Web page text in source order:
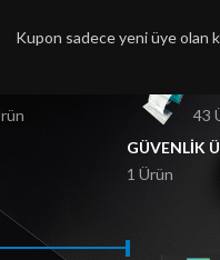
Kupon sadece yeni üye olan
43
GÜVENLIK
1 Ürün